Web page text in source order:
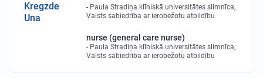
Kregzde
Una
Paula Stradiņa klīniskā universitātes slimnīca,
Valsts sabiedrība ar ierobežotu atbildību
nurse (general care nurse)
Paula Stradiņa klīniskā universitātes slimnīca,
Valsts sabiedrība ar ierobežotu atbildību